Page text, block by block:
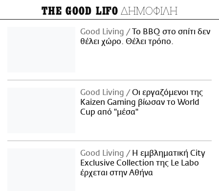
THE GOOD LIFO ΔΗΜΟΦΙΛΗ
Good Living
Το BBQ στο σπίτι δεν
θέλει χώρο. Θέλει τρόπο.
Good Living
Οι εργαζόμενοι της
Kaizen Gaming βίωσαν το World
Cup από "μέσα"
Good Living
Η εμβληματική City
Exclusive Collection της Le Labo
έρχεται στην Αθήνα